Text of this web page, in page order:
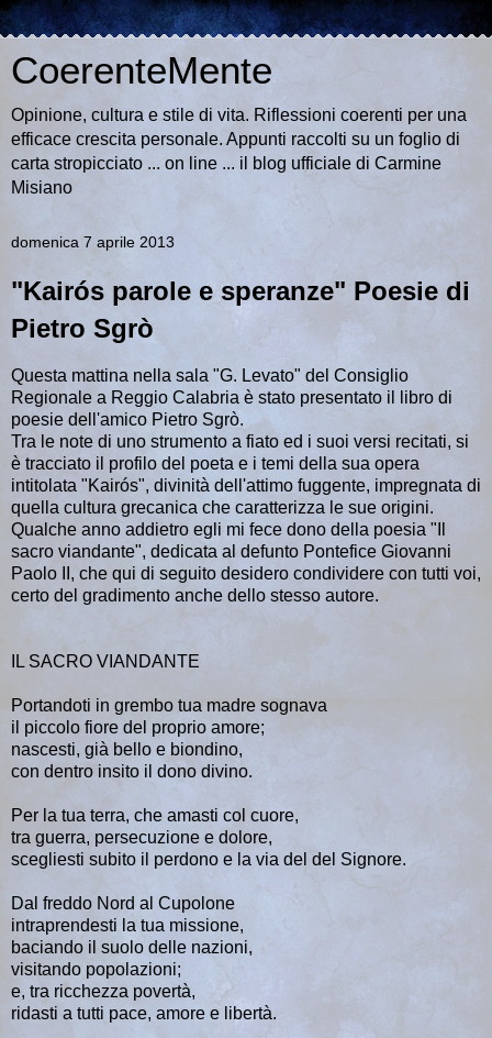
CoerenteMente
Opinione, cultura e stile di vita. Riflessioni coerenti per una
efficace crescita personale. Appunti raccolti su un foglio di
carta stropicciato ... on line ... il blog ufficiale di Carmine
Misiano
domenica 7 aprile 2013
"Kairós parole e speranze" Poesie di
Pietro Sgrò
Questa mattina nella sala "G. Levato" del Consiglio
Regionale a Reggio Calabria è stato presentato il libro di
poesie dell'amico Pietro Sgrò.
Tra le note di uno strumento a fiato ed i suoi versi recitati, si
è tracciato il profilo del poeta e i temi della sua opera
intitolata "Kairós", divinità dell'attimo fuggente, impregnata di
quella cultura grecanica che caratterizza le sue origini.
Qualche anno addietro egli mi fece dono della poesia "Il
sacro viandante", dedicata al defunto Pontefice Giovanni
Paolo II, che qui di seguito desidero condividere con tutti voi,
certo del gradimento anche dello stesso autore.
IL SACRO VIANDANTE
Portandoti in grembo tua madre sognava
il piccolo fiore del proprio amore;
nascesti, già bello e biondino,
con dentro insito il dono divino.
Per la tua terra, che amasti col cuore,
tra guerra, persecuzione e dolore,
scegliesti subito il perdono e la via del del Signore.
Dal freddo Nord al Cupolone
intraprendesti la tua missione,
baciando il suolo delle nazioni,
visitando popolazioni;
e, tra ricchezza povertà,
ridasti a tutti pace, amore e libertà.